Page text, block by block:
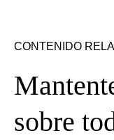
CONTENIDO
sobre